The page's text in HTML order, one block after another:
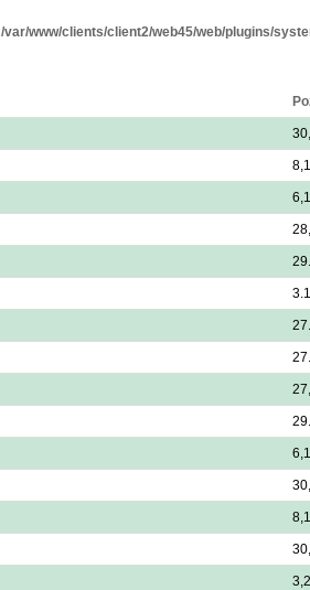
/var/www/clients/client2/web45/web/plugins/